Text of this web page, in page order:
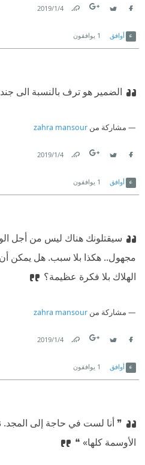
4‏/1‏/2019
أوافق 1 يوافقون
الضمير هو ترف بالنسبة الى
مشاركة من zahra mansour
4‏/1‏/2019
أوافق 1 يوافقون
سيقتلونك هناك ليس من أجل
مجهول.. هكذا بلا سبب. هل يمكن
الهلاك بلا فكرة عظيمة؟
مشاركة من zahra mansour
4‏/1‏/2019
أوافق 1 يوافقون
❞ أنا لست في حاجة إلى المجد.
الأوسمة كلها» ❝